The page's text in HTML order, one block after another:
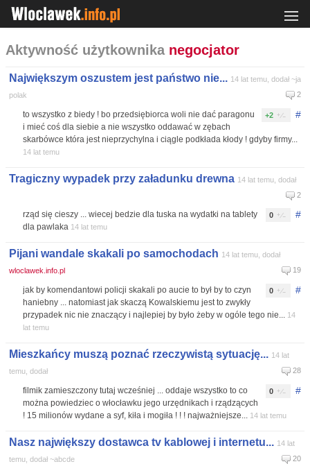
Aktywność użytkownika negocjator
Największym oszustem jest państwo nie... 14 lat temu, dodał ~ja
polak
2
#
+2
to wszystko z biedy ! bo przedsiębiorca woli nie dać paragonu
i mieć coś dla siebie a nie wszystko oddawać w zębach
skarbówce która jest nieprzychylna i ciągle podkłada kłody ! gdyby firmy...
14 lat temu
Tragiczny wypadek przy załadunku drewna 14 lat temu, dodał
2
#
0
rząd się cieszy ... wiecej bedzie dla tuska na wydatki na tablety
dla pawlaka 14 lat temu
Pijani wandale skakali po samochodach 14 lat temu, dodał
wloclawek.info.pl
19
#
0
jak by komendantowi policji skakali po aucie to był by to czyn
haniebny ... natomiast jak skaczą Kowalskiemu jest to zwykły
przypadek nic nie znaczący i najlepiej by było żeby w ogóle tego nie... 14
lat temu
Mieszkańcy muszą poznać rzeczywistą sytuację... 14 lat
temu, dodał
28
#
0
filmik zamieszczony tutaj wcześniej ... oddaje wszystko to co
można powiedziec o włocławku jego urzędnikach i rządzących
! 15 milionów wydane a syf, kiła i mogiła ! ! ! najważniejsze... 14 lat temu
Nasz największy dostawca tv kablowej i internetu... 14 lat
temu, dodał ~abcde
20